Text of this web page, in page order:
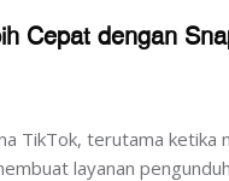
Cepat dengan
TikTok, terutama ketika
layanan